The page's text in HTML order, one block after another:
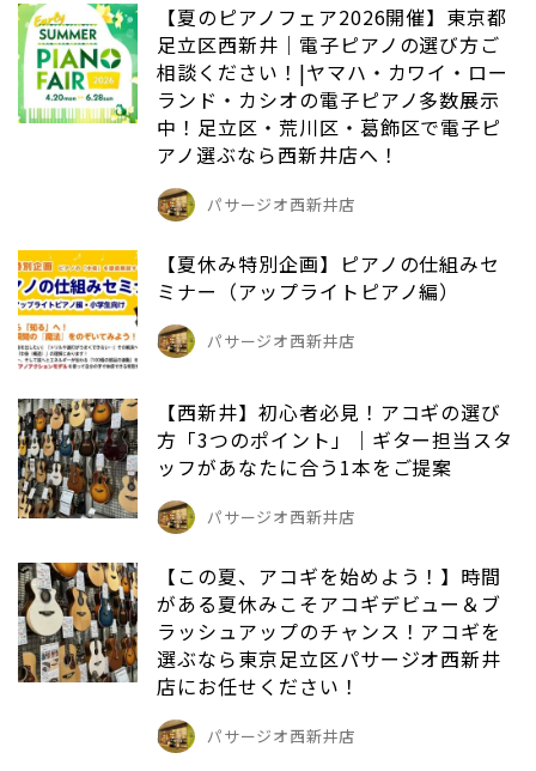
【夏のピアノフェア2026開催】東京都
足立区西新井｜電子ピアノの選び方ご
相談ください！|ヤマハ・カワイ・ロー
ランド・カシオの電子ピアノ多数展示
中！足立区・荒川区・葛飾区で電子ピ
アノ選ぶなら西新井店へ！
パサージオ西新井店
【夏休み特別企画】ピアノの仕組みセ
ミナー（アップライトピアノ編）
パサージオ西新井店
【西新井】初心者必見！アコギの選び
方「3つのポイント」｜ギター担当スタ
ッフがあなたに合う1本をご提案
パサージオ西新井店
【この夏、アコギを始めよう！】時間
がある夏休みこそアコギデビュー＆ブ
ラッシュアップのチャンス！アコギを
選ぶなら東京足立区パサージオ西新井
店にお任せください！
パサージオ西新井店